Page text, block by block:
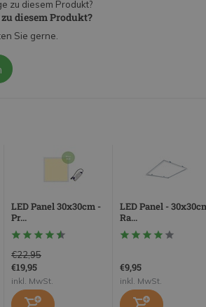
diesem Produkt?
Sie gerne.
LED Panel 30x30cm -
Pr...
€22,95
€19,95
inkl. MwSt.
LED Panel -
Ra...
€9,95
inkl. MwSt.